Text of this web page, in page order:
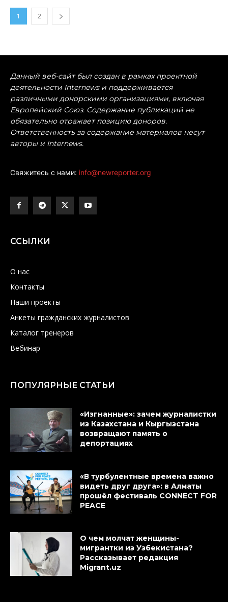
1 2
Данный веб-сайт был создан в рамках проектной
деятельности Internews и поддерживается
различными донорскими организациями, включая
Европейский Союз. Содержание публикаций не
обязательно отражает позицию доноров.
Ответственность за содержание материалов несут
авторы и Internews.
Свяжитесь с нами: info@newreporter.org
ССЫЛКИ
О нас
Контакты
Наши проекты
Анкеты гражданских журналистов
Каталог тренеров
Вебинар
ПОПУЛЯРНЫЕ СТАТЬИ
«Изгнанные»: зачем журналистки
из Казахстана и Кыргызстана
возвращают память о
депортациях
«В турбулентные времена важно
видеть друг друга»: в Алматы
прошёл фестиваль CONNECT FOR
PEACE
О чем молчат женщины-
мигрантки из Узбекистана?
Рассказывает редакция
Migrant.uz